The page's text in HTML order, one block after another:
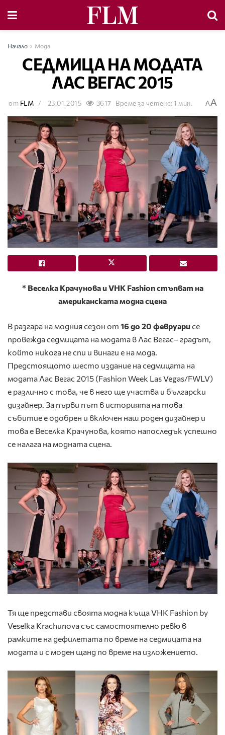
Начало Мода
СЕДМИЦА НА МОДАТА
ЛАС ВЕГАС 2015
от FLM 23.01.2015 3617 Време за четене: 1 мин. AA
* Веселка Крачунова и VHK Fashion стъпват на
американската модна сцена
В разгара на модния сезон от 16 до 20 февруарисе
провежда седмицата на модата в Лас Вегас– градът,
който никога не спи и винаги е на мода.
Предстоящото шесто издание на седмицата на
модата Лас Вегас 2015 (Fashion Week Las Vegas/FWLV)
е различно с това, че в него ще участва и български
дизайнер. За първи път в историята на това
събитие е одобрен и включен наш роден дизайнер и
това е Веселка Крачунова, която напоследък успешно
се налага на модната сцена.
Тя ще представи своята модна къща VHK Fashion by
Veselka Krachunova със самостоятелно ревю в
рамките на дефилетата по време на седмицата на
модата и с моден щанд по време на изложението.